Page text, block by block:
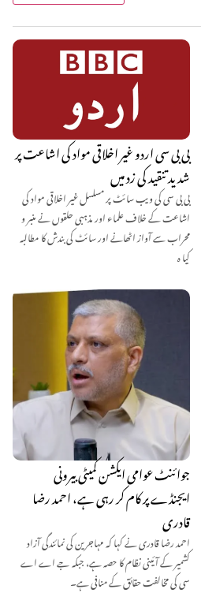
بی بی سی اردو غیر اخلاقی مواد کی اشاعت پر
شدید تنقید کی زد میں
بی بی سی کی ویب سائٹ پر مسلسل غیر اخلاقی مواد کی
اشاعت کے خلاف علماء اور مذہبی حلقوں نے منبر و
محراب سے آواز اٹھانے اور سائٹ کی بندش کا مطالبہ
کیا ہ
جوائنٹ عوامی ایکشن کمیٹی بیرونی
ایجنڈے پر کام کر رہی ہے، احمد رضا
قادری
احمد رضا قادری نے کہا کہ مہاجرین کی نمائندگی آزاد
کشمیر کے آئینی نظام کا حصہ ہے، جبکہ جے اے اے
سی کی مخالفت حقائق کے منافی ہے۔